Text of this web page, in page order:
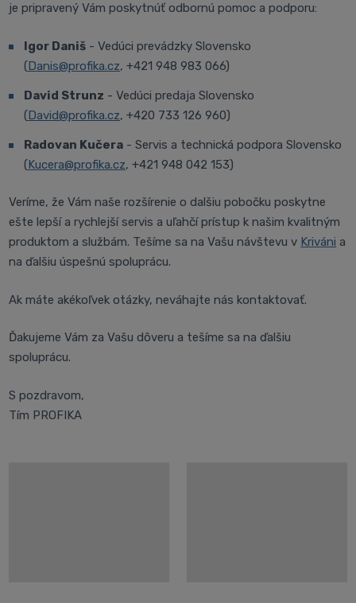
je pripravený Vám poskytnúť odbornú pomoc a podporu:
Igor Daniš - Vedúci prevádzky Slovensko
(Danis@profika.cz, +421 948 983 066)
David Strunz - Vedúci predaja Slovensko
(David@profika.cz, +420 733 126 960)
Radovan Kučera - Servis a technická podpora Slovensko
(Kucera@profika.cz, +421 948 042 153)
Veríme, že Vám naše rozšírenie o dalšiu pobočku poskytne
ešte lepší a rychlejší servis a uľahčí prístup k našim kvalitným
produktom a službám. Tešíme sa na Vašu návštevu v Kriváni a
na ďalšiu úspešnú spoluprácu.
Ak máte akékoľvek otázky, neváhajte nás kontaktovať.
Ďakujeme Vám za Vašu dôveru a tešíme sa na ďalšiu
spoluprácu.
S pozdravom,
Tím PROFIKA